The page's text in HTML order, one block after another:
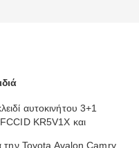
αυτοκινήτου 3+1
KR5V1X και
την Toyota Avalon Camry